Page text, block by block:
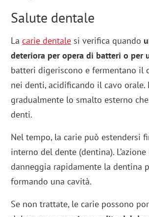
Salute dentale
Lacarie dentale si verifica quando
deteriora per opera di batteri o per
batteri digeriscono e fermentano il
nei denti, acidificando il cavo orale.
gradualmente lo smalto esterno
denti.
Nel tempo, la carie può estendersi
interno del dente (dentina).
danneggia rapidamente la dentina
formando una cavità.
Se non trattate, le carie possono